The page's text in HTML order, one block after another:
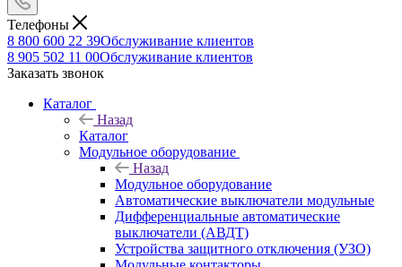
Телефоны
8 800 600 22 39Обслуживание клиентов
8 905 502 11 00Обслуживание клиентов
Заказать звонок
Каталог
Назад
Каталог
Модульное оборудование
Назад
Модульное оборудование
Автоматические выключатели модульные
Дифференциальные автоматические
выключатели (АВДТ)
Устройства защитного отключения (УЗО)